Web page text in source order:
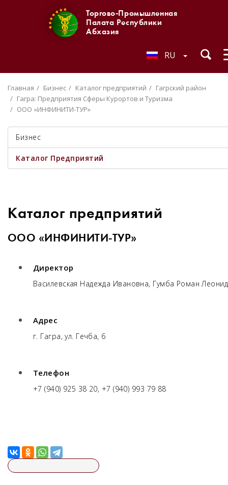
Торгово-Промышленная
Палата Республики
Абхазия
RU
Главная Бизнес Каталог предприятий
Гагрский район
Гагра: Предприятия Сферы Курортов и Туризма
ООО «ИНФИНИТИ-ТУР»
Бизнес
Каталог Предприятий
Каталог предприятий
ООО «ИНФИНИТИ-ТУР»
Директор
Василевская Надежда Ивановна, Гумба Роман
Адрес
г. Гагра, ул. Гечба, 6
Телефон
+7 (940) 925 38 20, +7 (940) 993 79 88